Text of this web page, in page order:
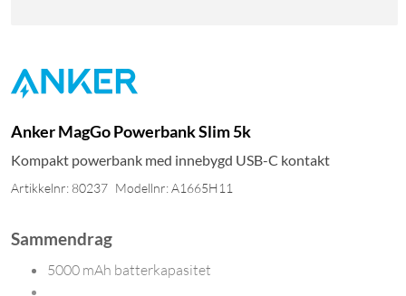
Anker MagGo Powerbank Slim 5k
Kompakt powerbank med innebygd USB-C kontakt
Artikkelnr: 80237 Modellnr: A1665H11
Sammendrag
5000 mAh batterkapasitet